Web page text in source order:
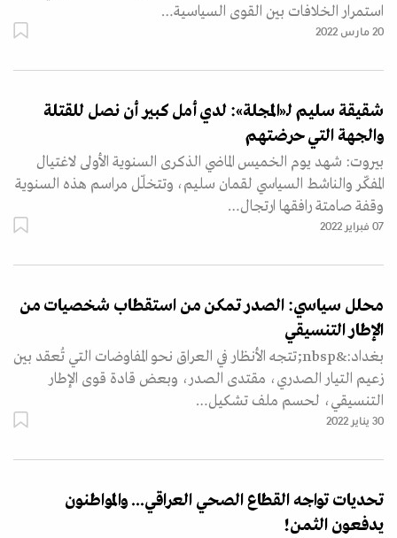
استمرار الخلافات بين القوى السياسية…
20 مارس 2022
شقيقة سليم لـ«المجلة»: لدي أمل كبير أن نصل للقتلة
والجهة التي حرضتهم
بيروت: شهد يوم الخميس الماضي الذكرى السنوية الأولى لاغتيال
المفكّر والناشط السياسي لقمان سليم، وتتخلّل مراسم هذه السنوية
وقفة صامتة رافقها ارتجال…
07 فبراير 2022
محلل سياسي: الصدر تمكن من استقطاب شخصيات من
الإطار التنسيقي
بغداد:&nbsp;تتجه الأنظار في العراق نحو المفاوضات التي تُعقد بين
زعيم التيار الصدري، مقتدى الصدر، وبعض قادة قوى الإطار
التنسيقي، لحسم ملف تشكيل…
30 يناير 2022
تحديات تواجه القطاع الصحي العراقي... والمواطنون
يدفعون الثمن!